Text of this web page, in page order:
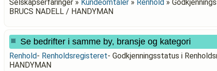
Selskapserfaringer » Kundeomtaler » Renhold »
BRUCS NADELL / HANDYMAN
Se bedrifter i samme by, bransje og kategori
Renhold- Renholdsregisteret- Godkjenningsstatus i
HANDYMAN